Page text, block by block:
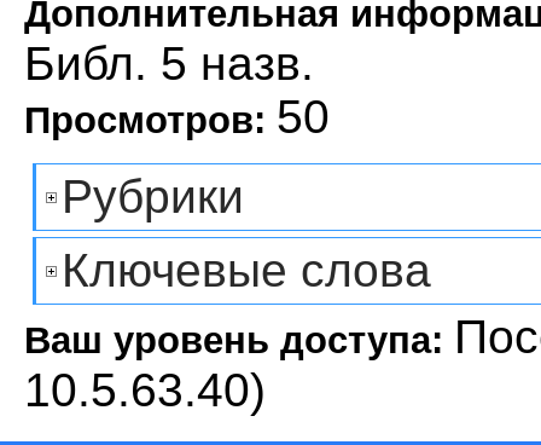
Дополнительная
Библ. 5 назв.
Просмотров: 50
Рубрики
Ключевые слова
Ваш уровень доступа:
10.5.63.40)